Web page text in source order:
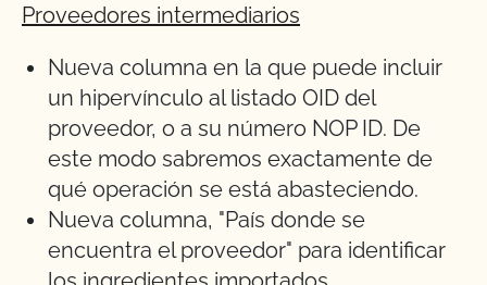
Proveedores intermediarios
Nueva columna en la que puede incluir
un hipervínculo al listado OID del
proveedor, o a su número NOP ID. De
este modo sabremos exactamente de
qué operación se está abasteciendo.
Nueva columna, "País donde se
encuentra el proveedor" para identificar